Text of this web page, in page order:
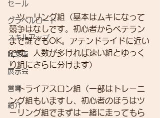
セール
グラベルロード
スキルアップ
試乗車
展示会
営業
紹介
・ツーリング組（基本はムキになって
競争はなしです。初心者からベテラン
まで誰でもOK。アテンドライドに近い
です。人数が多ければ速い組とゆっく
り組にさらに分けます）
・トライアスロン組（一部はトレーニ
ング組もいますし、初心者のほうはツ
ーリング組でまずは一緒に走ってもら